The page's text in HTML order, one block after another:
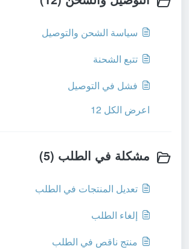
سياسة الشحن والتوصيل
تتبع الشحنة
فشل في التوصيل
اعرض الكل 12
مشكلة في الطلب (5)
تعديل المنتجات في الطلب
إلغاء الطلب
منتج ناقص في الطلب